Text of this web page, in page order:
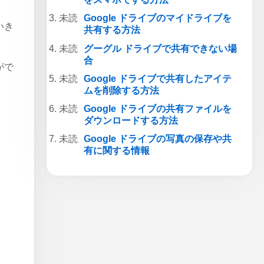
き
で
Google ドライブのマイドライブを
共有する方法
グーグル ドライブで共有できない場
合
Google ドライブで共有したアイテ
ムを削除する方法
Google ドライブの共有ファイルを
ダウンロードする方法
Google ドライブの写真の保存や共
有に関する情報